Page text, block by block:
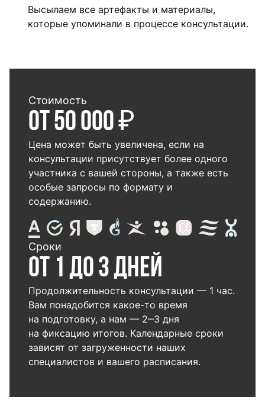
Высылаем все артефакты и материалы,
которые упоминали в процессе консультации.
Стоимость
от 50 000 ₽
Цена может быть увеличена, если на
консультации присутствует более одного
участника с вашей стороны, а также есть
особые запросы по формату и
содержанию.
Сроки
от 1 до 3 дней
Продолжительность консультации — 1 час.
Вам понадобится какое-то время
на подготовку, а нам — 2‒3 дня
на фиксацию итогов. Календарные сроки
зависят от загруженности наших
специалистов и вашего расписания.